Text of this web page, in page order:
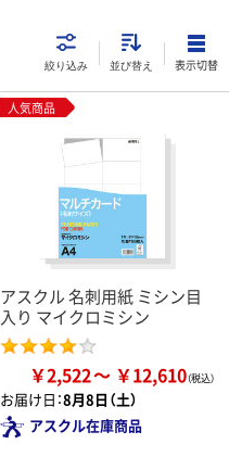
絞り込み 並び替え 表示切替
人気商品
アスクル 名刺用紙 ミシン目
入り マイクロミシン
￥2,522 ￥12,610
お届け日：8月8日（土）
アスクル在庫商品